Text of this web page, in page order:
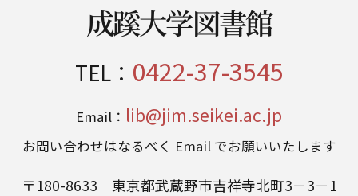
成蹊大学図書館
TEL： 0422-37-3545
Email： lib@jim.seikei.ac.jp
お問い合わせはなるべく Email でお願いいたします
〒180-8633 東京都武蔵野市吉祥寺北町3－3－1